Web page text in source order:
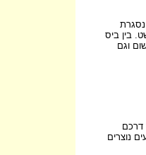
נסגרת
בין ביס
וגם
דרכם
נוצרים